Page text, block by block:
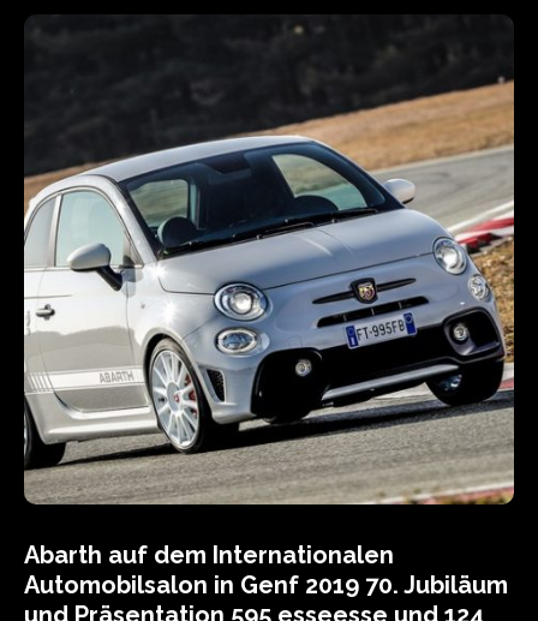
Abarth auf dem Internationalen
Automobilsalon in Genf 2019 70. Jubiläum
und Präsentation 595 esseesse und 124